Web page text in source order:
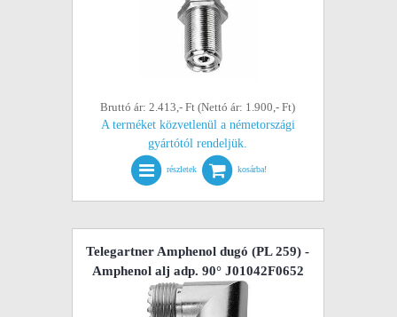
Bruttó ár: 2.413,- Ft (Nettó ár: 1.900,- Ft)
A terméket közvetlenül a németországi
gyártótól rendeljük.
részletek kosárba!
Telegartner Amphenol dugó (PL 259) -
Amphenol alj adp. 90° J01042F0652